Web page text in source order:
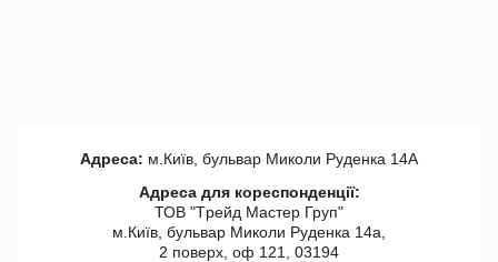
Адреса: м.Київ, бульвар Миколи Руденка 14А
Адреса для кореспонденції:
ТОВ "Tрейд Мастер Груп"
м.Київ, бульвар Миколи Руденка 14а,
2 поверх, оф 121, 03194